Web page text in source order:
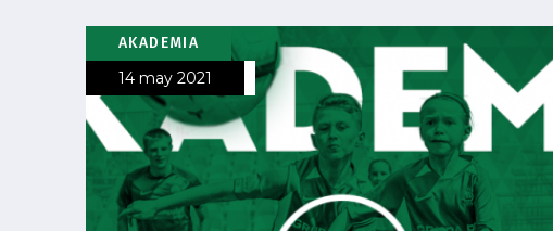
Amp-
Futbol
Academy
AKADEMIA
14 may 2021